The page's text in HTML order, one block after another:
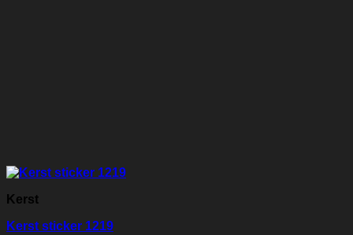
Kerst
Kerst sticker 1219